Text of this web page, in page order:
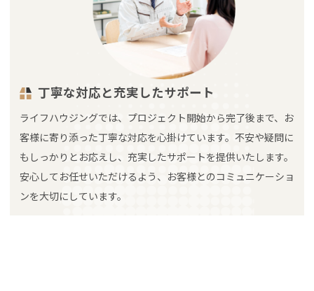
丁寧な対応と充実したサポート
ライフハウジングでは、プロジェクト開始から完了後まで、お
客様に寄り添った丁寧な対応を心掛けています。不安や疑問に
もしっかりとお応えし、充実したサポートを提供いたします。
安心してお任せいただけるよう、お客様とのコミュニケーショ
ンを大切にしています。